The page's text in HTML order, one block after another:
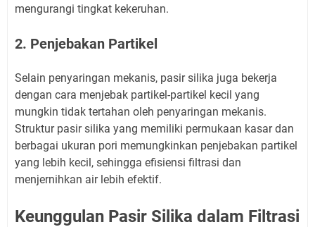
mengurangi tingkat kekeruhan.
2. Penjebakan Partikel
Selain penyaringan mekanis, pasir silika juga bekerja
dengan cara menjebak partikel-partikel kecil yang
mungkin tidak tertahan oleh penyaringan mekanis.
Struktur pasir silika yang memiliki permukaan kasar dan
berbagai ukuran pori memungkinkan penjebakan partikel
yang lebih kecil, sehingga efisiensi filtrasi dan
menjernihkan air lebih efektif.
Keunggulan Pasir Silika dalam Filtrasi